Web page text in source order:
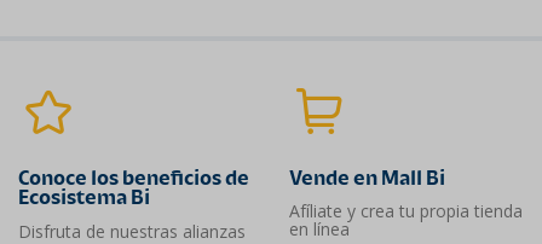
Conoce los beneficios de
Ecosistema Bi
Disfruta de nuestras alianzas
Vende en Mall Bi
Afíliate y crea tu propia tienda
en línea